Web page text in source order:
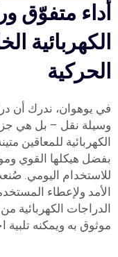
أداء متفوّق
الكهربائية
الحركية
في يوهوان، ندرك أن
وسيلة نقل – بل هي
الكهربائية للمعاقين
بفضل هيكلها القوي
للاستخدام اليومي.
الأمد ولإعطاء
الدراجات
موثوق به ويمكنه تلبية